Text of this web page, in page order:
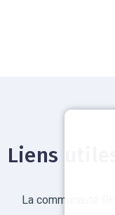
Liens utiles
La communauté RHF